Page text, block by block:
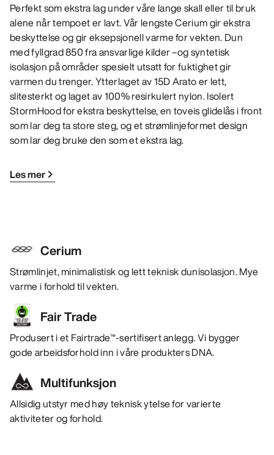
Perfekt som ekstra lag under våre lange skall eller til bruk
alene når tempoet er lavt. Vår lengste Cerium gir ekstra
beskyttelse og gir eksepsjonell varme for vekten. Dun
med fyllgrad 850 fra ansvarlige kilder –og syntetisk
isolasjon på områder spesielt utsatt for fuktighet gir
varmen du trenger. Ytterlaget av 15D Arato er lett,
slitesterkt og laget av 100% resirkulert nylon. Isolert
StormHood for ekstra beskyttelse, en toveis glidelås i front
som lar deg ta store steg, og et strømlinjeformet design
som lar deg bruke den som et ekstra lag.
Les mer
Cerium
Strømlinjet, minimalistisk og lett teknisk dunisolasjon. Mye
varme i forhold til vekten.
Fair Trade
Produsert i et Fairtrade™-sertifisert anlegg. Vi bygger
gode arbeidsforhold inn i våre produkters DNA.
Multifunksjon
Allsidig utstyr med høy teknisk ytelse for varierte
aktiviteter og forhold.